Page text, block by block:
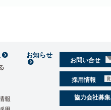
報
お知らせ
お問い合せ
採用情報
協力会社募集